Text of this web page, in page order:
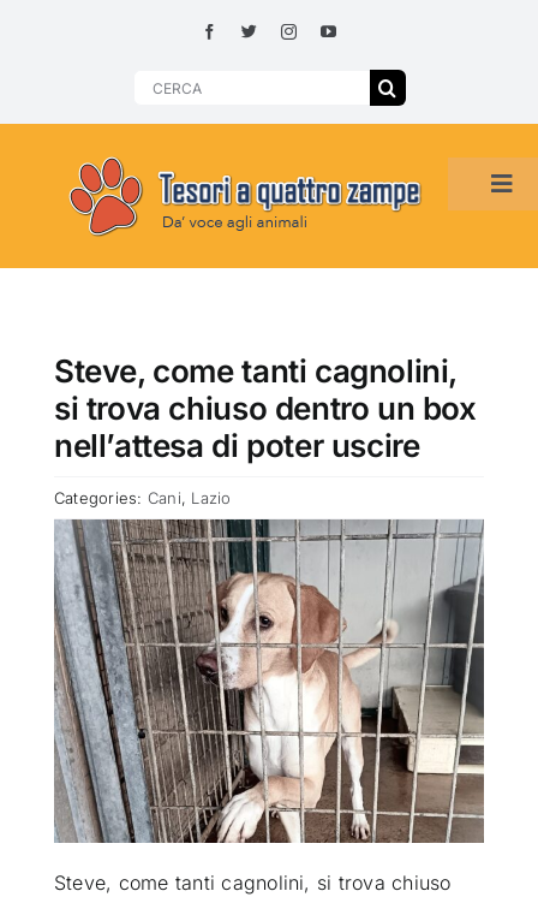
Search
HOME
SMARRITI O DA ADOTTARE
ADOTTATI O RITROVATI
ATTUALITÀ
VIDEO
CHI SIAMO
RUBRICHE
Steve, come tanti cagnolini,
si trova chiuso dentro un box
nell’attesa di poter uscire
Categories: Cani, Lazio
Steve, come tanti cagnolini, si trova chiuso